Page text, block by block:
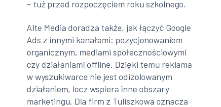
– tuż przed rozpoczęciem roku szkolnego.
Alte Media doradza także, jak łączyć Google
Ads z innymi kanałami: pozycjonowaniem
organicznym, mediami społecznościowymi
czy działaniami offline. Dzięki temu reklama
w wyszukiwarce nie jest odizolowanym
działaniem, lecz wspiera inne obszary
marketingu. Dla firm z Tuliszkowa oznacza